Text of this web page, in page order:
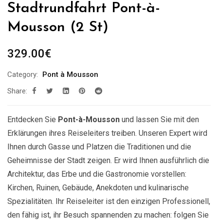
Stadtrundfahrt Pont-à-
Mousson (2 St)
329.00€
Category:
Pont à Mousson
Share:
Entdecken Sie Pont-à-Mousson und lassen Sie mit den
Erklärungen ihres Reiseleiters treiben. Unseren Expert wird
Ihnen durch Gasse und Platzen die Traditionen und die
Geheimnisse der Stadt zeigen. Er wird Ihnen ausführlich die
Architektur, das Erbe und die Gastronomie vorstellen:
Kirchen, Ruinen, Gebäude, Anekdoten und kulinarische
Spezialitäten. Ihr Reiseleiter ist den einzigen Professionell,
den fähig ist, ihr Besuch spannenden zu machen: folgen Sie